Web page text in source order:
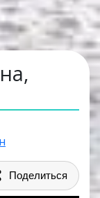
Поделиться